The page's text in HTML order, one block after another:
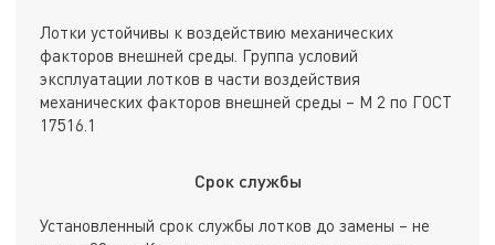
Лотки устойчивы к воздействию механических
факторов внешней среды. Группа условий
эксплуатации лотков в части воздействия
механических факторов внешней среды – М 2 по ГОСТ
17516.1
Срок службы
Установленный срок службы лотков до замены – не